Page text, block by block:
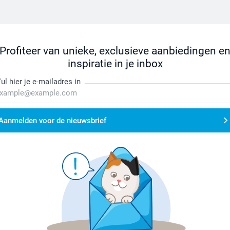
Profiteer van unieke, exclusieve aanbiedingen en
inspiratie in je inbox
hier je e-mailadres in
voor de nieuwsbrief